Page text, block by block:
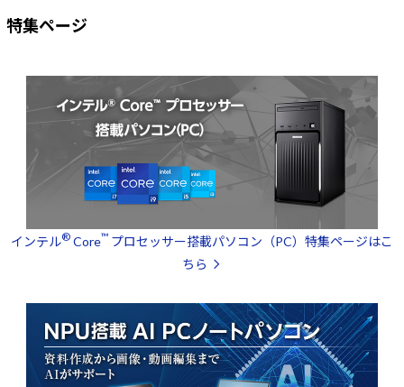
特集ページ
インテル® Core™ プロセッサー搭載パソコン（PC）特集ページはこ
ちら